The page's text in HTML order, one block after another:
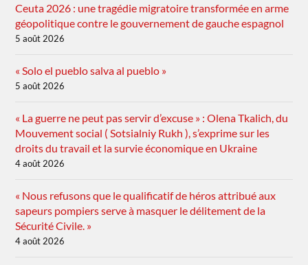
Ceuta 2026 : une tragédie migratoire transformée en arme
géopolitique contre le gouvernement de gauche espagnol
5 août 2026
« Solo el pueblo salva al pueblo »
5 août 2026
« La guerre ne peut pas servir d’excuse » : Olena Tkalich, du
Mouvement social ( Sotsialniy Rukh ), s’exprime sur les
droits du travail et la survie économique en Ukraine
4 août 2026
« Nous refusons que le qualificatif de héros attribué aux
sapeurs pompiers serve à masquer le délitement de la
Sécurité Civile. »
4 août 2026